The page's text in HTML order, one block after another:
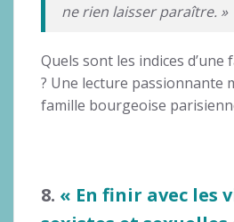
ne rien laisser paraître. »
Quels sont les indices d’une
? Une lecture passionnante
famille bourgeoise
8. « En finir avec les